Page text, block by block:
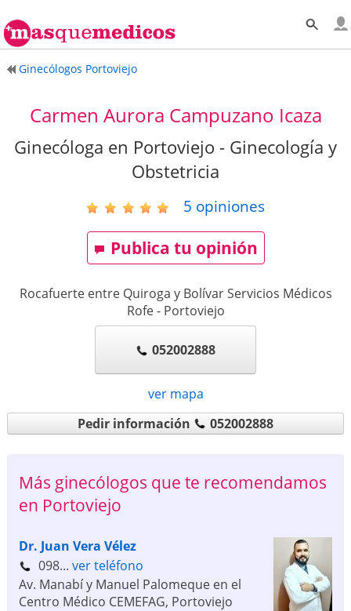
Ginecólogos Portoviejo
Carmen Aurora Campuzano Icaza
Ginecóloga en Portoviejo - Ginecología y
Obstetricia
5 opiniones
Publica tu opinión
Rocafuerte entre Quiroga y Bolívar Servicios Médicos
Rofe- Portoviejo
052002888
ver mapa
Pedir información
052002888
Más ginecólogos que te recomendamos
en Portoviejo
Dr. Juan Vera Vélez
098... ver teléfono
Av. Manabí y Manuel Palomeque en el
Centro Médico CEMEFAG, Portoviejo